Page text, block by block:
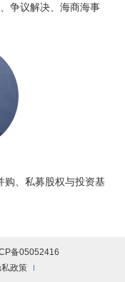
争议解决、海商海事
购、私募股权与投资基
备05052416
私政策